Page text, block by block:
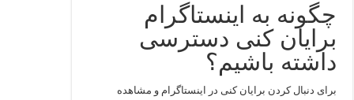
چگونه به اینستاگرام
برایان کنی دسترسی
داشته باشیم؟
برای دنبال کردن برایان کنی در اینستاگرام و مشاهده